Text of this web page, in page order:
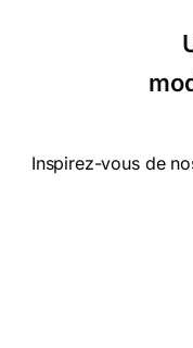
Inspirez-vous de